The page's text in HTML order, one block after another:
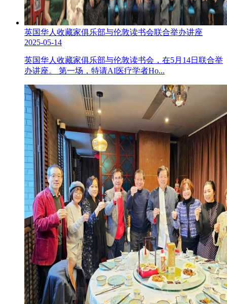
英国华人收藏家俱乐部与伦敦读书会联合举办讲座
2025-05-14
英国华人收藏家俱乐部与伦敦读书会，在5月14日联合举
办讲座。 第一场，特请AI医疗学者Ho...